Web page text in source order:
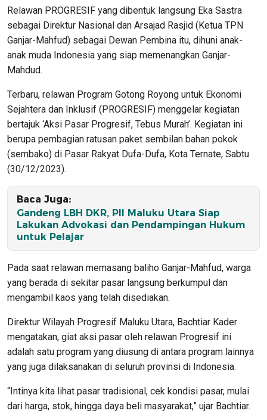
Relawan PROGRESIF yang dibentuk langsung Eka Sastra
sebagai Direktur Nasional dan Arsajad Rasjid (Ketua TPN
Ganjar-Mahfud) sebagai Dewan Pembina itu, dihuni anak-
anak muda Indonesia yang siap memenangkan Ganjar-
Mahdud.
Terbaru, relawan Program Gotong Royong untuk Ekonomi
Sejahtera dan Inklusif (PROGRESIF) menggelar kegiatan
bertajuk ‘Aksi Pasar Progresif, Tebus Murah’. Kegiatan ini
berupa pembagian ratusan paket sembilan bahan pokok
(sembako) di Pasar Rakyat Dufa-Dufa, Kota Ternate, Sabtu
(30/12/2023).
Baca Juga:
Gandeng LBH DKR, PII Maluku Utara Siap
Lakukan Advokasi dan Pendampingan Hukum
untuk Pelajar
Pada saat relawan memasang baliho Ganjar-Mahfud, warga
yang berada di sekitar pasar langsung berkumpul dan
mengambil kaos yang telah disediakan.
Direktur Wilayah Progresif Maluku Utara, Bachtiar Kader
mengatakan, giat aksi pasar oleh relawan Progresif ini
adalah satu program yang diusung di antara program lainnya
yang juga dilaksanakan di seluruh provinsi di Indonesia.
“Intinya kita lihat pasar tradisional, cek kondisi pasar, mulai
dari harga, stok, hingga daya beli masyarakat,” ujar Bachtiar.